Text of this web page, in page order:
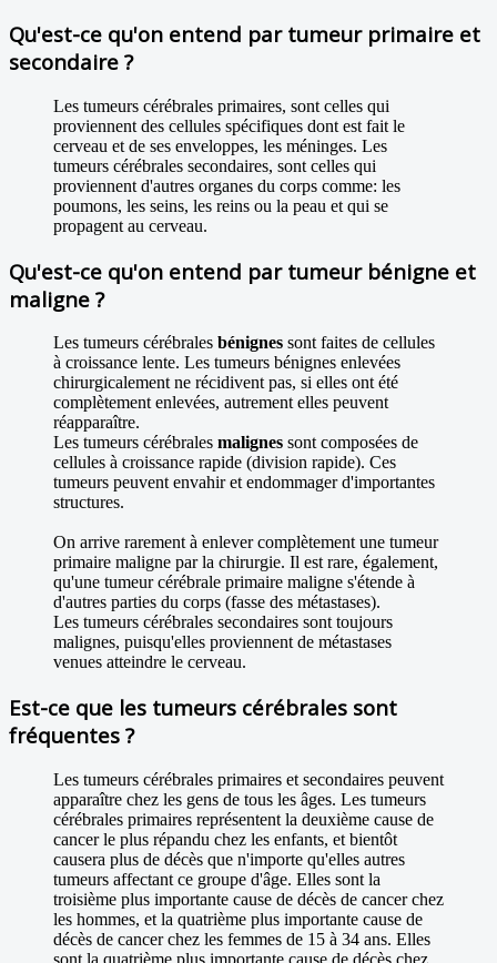
Qu'est-ce qu'on entend par tumeur primaire et
secondaire ?
Les tumeurs cérébrales primaires, sont celles qui
proviennent des cellules spécifiques dont est fait le
cerveau et de ses enveloppes, les méninges. Les
tumeurs cérébrales secondaires, sont celles qui
proviennent d'autres organes du corps comme: les
poumons, les seins, les reins ou la peau et qui se
propagent au cerveau.
Qu'est-ce qu'on entend par tumeur bénigne et
maligne ?
Les tumeurs cérébrales bénignes sont faites de cellules
à croissance lente. Les tumeurs bénignes enlevées
chirurgicalement ne récidivent pas, si elles ont été
complètement enlevées, autrement elles peuvent
réapparaître.
Les tumeurs cérébrales malignes sont composées de
cellules à croissance rapide (division rapide). Ces
tumeurs peuvent envahir et endommager d'importantes
structures.
On arrive rarement à enlever complètement une tumeur
primaire maligne par la chirurgie. Il est rare, également,
qu'une tumeur cérébrale primaire maligne s'étende à
d'autres parties du corps (fasse des métastases).
Les tumeurs cérébrales secondaires sont toujours
malignes, puisqu'elles proviennent de métastases
venues atteindre le cerveau.
Est-ce que les tumeurs cérébrales sont
fréquentes ?
Les tumeurs cérébrales primaires et secondaires peuvent
apparaître chez les gens de tous les âges. Les tumeurs
cérébrales primaires représentent la deuxième cause de
cancer le plus répandu chez les enfants, et bientôt
causera plus de décès que n'importe qu'elles autres
tumeurs affectant ce groupe d'âge. Elles sont la
troisième plus importante cause de décès de cancer chez
les hommes, et la quatrième plus importante cause de
décès de cancer chez les femmes de 15 à 34 ans. Elles
sont la quatrième plus importante cause de décès chez